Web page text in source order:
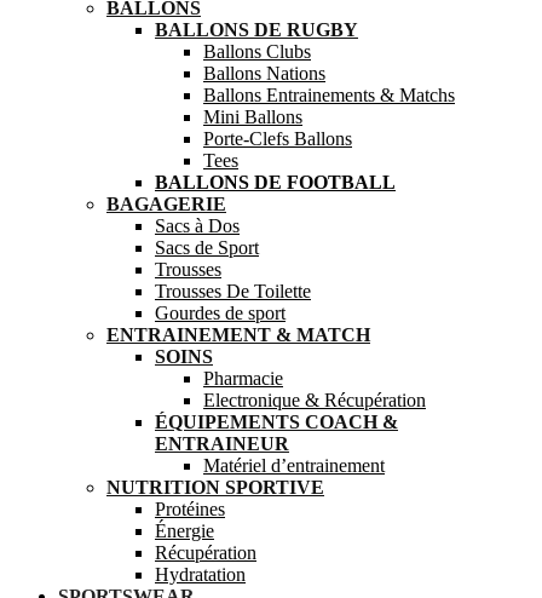
BALLONS
BALLONS DE RUGBY
Ballons Clubs
Ballons Nations
Ballons Entrainements & Matchs
Mini Ballons
Porte-Clefs Ballons
Tees
BALLONS DE FOOTBALL
BAGAGERIE
Sacs à Dos
Sacs de Sport
Trousses
Trousses De Toilette
Gourdes de sport
ENTRAINEMENT & MATCH
SOINS
Pharmacie
Electronique & Récupération
ÉQUIPEMENTS COACH &
ENTRAINEUR
Matériel d’entrainement
NUTRITION SPORTIVE
Protéines
Énergie
Récupération
Hydratation